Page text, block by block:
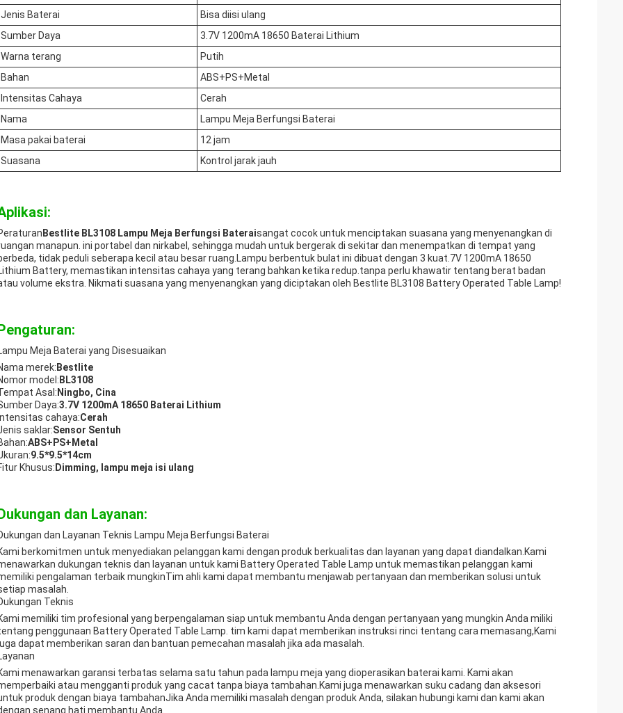
Jenis Baterai
Bisa diisi ulang
Sumber Daya
3.7V 1200mA 18650 Baterai Lithium
Warna terang
Putih
Bahan
ABS+PS+Metal
Intensitas Cahaya
Cerah
Nama
Lampu Meja Berfungsi Baterai
Masa pakai baterai
12 jam
Suasana
Kontrol jarak jauh
Bestlite BL3108 Lampu Meja Berfungsi Bateraisangat cocok untuk menciptakan suasana yang menyenangkan di
manapun. ini portabel dan nirkabel, sehingga mudah untuk bergerak di sekitar dan menempatkan di tempat yang
tidak peduli seberapa kecil atau besar ruang.Lampu berbentuk bulat ini dibuat dengan 3 kuat.7V 1200mA 18650
Battery, memastikan intensitas cahaya yang terang bahkan ketika redup.tanpa perlu khawatir tentang berat badan
volume ekstra. Nikmati suasana yang menyenangkan yang diciptakan oleh Bestlite BL3108 Battery Operated Table Lamp!
Meja Baterai yang Disesuaikan
merek: Bestlite
model: BL3108
Asal: Ningbo, Cina
Daya:3.7V 1200mA 18650 Baterai Lithium
cahaya:Cerah
saklar:Sensor Sentuh
ABS+PS+Metal
9.5*9.5*14cm
Khusus: Dimming, lampu meja isi ulang
dan Layanan:
dan Layanan Teknis Lampu Meja Berfungsi Baterai
berkomitmen untuk menyediakan pelanggan kami dengan produk berkualitas dan layanan yang dapat diandalkan.Kami
dukungan teknis dan layanan untuk kami Battery Operated Table Lamp untuk memastikan pelanggan kami
pengalaman terbaik mungkinTim ahli kami dapat membantu menjawab pertanyaan dan memberikan solusi untuk
masalah.
Teknis
memiliki tim profesional yang berpengalaman siap untuk membantu Anda dengan pertanyaan yang mungkin Anda miliki
penggunaan Battery Operated Table Lamp. tim kami dapat memberikan instruksi rinci tentang cara memasang,Kami
dapat memberikan saran dan bantuan pemecahan masalah jika ada masalah.
menawarkan garansi terbatas selama satu tahun pada lampu meja yang dioperasikan baterai kami. Kami akan
atau mengganti produk yang cacat tanpa biaya tambahan.Kami juga menawarkan suku cadang dan aksesori
produk dengan biaya tambahanJika Anda memiliki masalah dengan produk Anda, silakan hubungi kami dan kami akan
senang hati membantu Anda.